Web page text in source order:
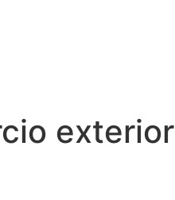
exterior